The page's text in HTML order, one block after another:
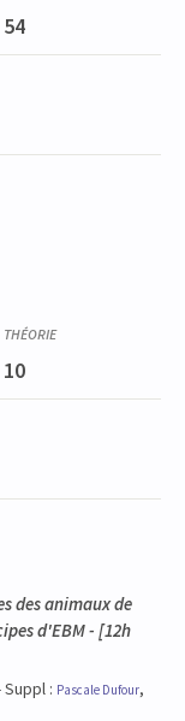
54
10
des animaux de
d'EBM- [12h
Suppl : Pascale Dufour,